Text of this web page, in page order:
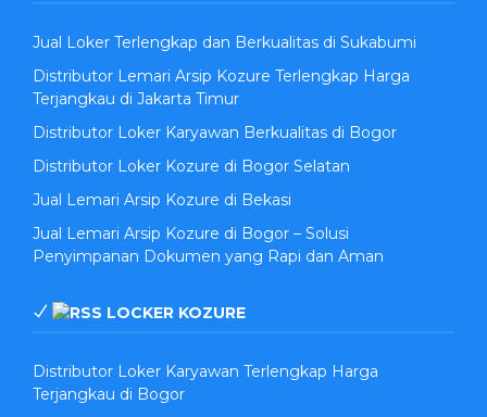
Jual Loker Terlengkap dan Berkualitas di Sukabumi
Distributor Lemari Arsip Kozure Terlengkap Harga
Terjangkau di Jakarta Timur
Distributor Loker Karyawan Berkualitas di Bogor
Distributor Loker Kozure di Bogor Selatan
Jual Lemari Arsip Kozure di Bekasi
Jual Lemari Arsip Kozure di Bogor – Solusi
Penyimpanan Dokumen yang Rapi dan Aman
LOCKER KOZURE
Distributor Loker Karyawan Terlengkap Harga
Terjangkau di Bogor